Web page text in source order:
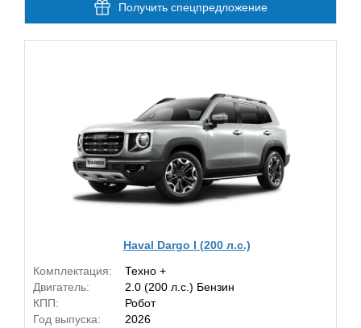
Получить спецпредложение
Haval Dargo I (200 л.с.)
Комплектация:
Техно +
Двигатель:
2.0 (200 л.с.) Бензин
КПП:
Робот
Год выпуска:
2026